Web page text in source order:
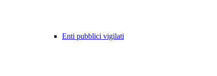
Enti pubblici vigilati